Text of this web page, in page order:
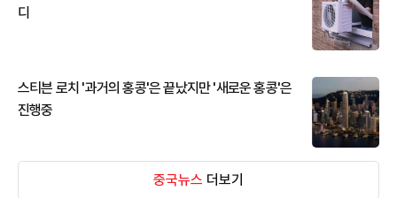
디
스티븐 로치 '과거의 홍콩'은 끝났지만 '새로운 홍콩'은
진행중
중국뉴스 더보기